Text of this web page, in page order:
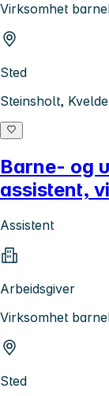
Virksomhet
Sted
Steinsholt,
Barne- og
assistent,
Assistent
Arbeidsgiver
Virksomhet
Sted